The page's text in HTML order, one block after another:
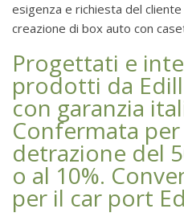
esigenza e richiesta del
creazione di box auto con
Progettati e
prodotti da
con garanzia
Confermata per
detrazione del
o al 10%.
per il car port